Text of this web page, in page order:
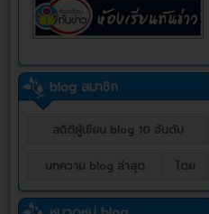
blog สมาชิก
สถิติผู้เขียน blog 10 อันดับ
บทความ blog ล่าสุด โดย